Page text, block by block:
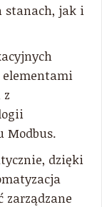
stanach, jak i
elementami
Modbus.
dzięki
zarządzane